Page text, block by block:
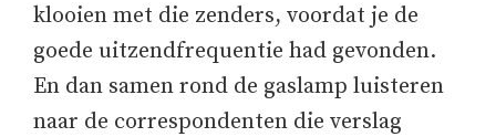
klooien met die zenders, voordat je de
goede uitzendfrequentie had gevonden.
En dan samen rond de gaslamp luisteren
naar de correspondenten die verslag